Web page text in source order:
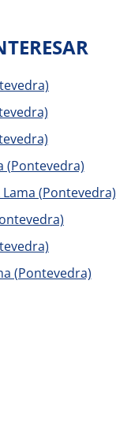
(Pontevedra)
(Pontevedra)
(Pontevedra)